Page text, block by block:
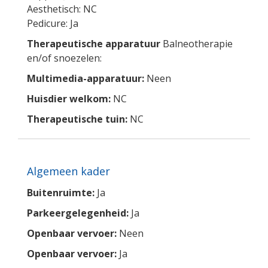
Aesthetisch: NC
Pedicure: Ja
Therapeutische apparatuur Balneotherapie
en/of snoezelen:
Multimedia-apparatuur: Neen
Huisdier welkom: NC
Therapeutische tuin: NC
Algemeen kader
Buitenruimte: Ja
Parkeergelegenheid: Ja
Openbaar vervoer: Neen
Openbaar vervoer: Ja